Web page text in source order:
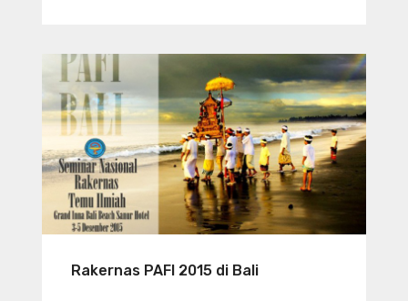
Rakernas PAFI 2015 di Bali